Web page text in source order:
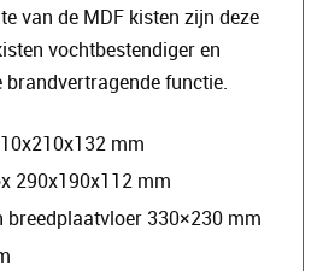
van de MDF kisten zijn deze
vochtbestendiger en
brandvertragende functie.
mm
290x190x112 mm
breedplaatvloer 330×230 mm